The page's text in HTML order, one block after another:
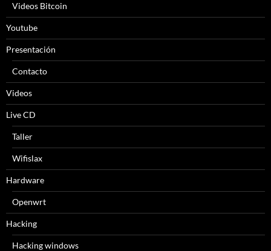
Videos Bitcoin
Youtube
Presentación
Contacto
Videos
Live CD
Taller
Wifislax
Hardware
Openwrt
Hacking
Hacking windows